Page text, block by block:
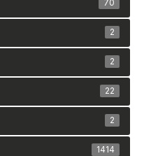
70
2
2
22
2
1414